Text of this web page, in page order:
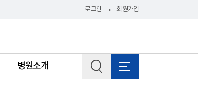
로그인 회원가입
병원소개